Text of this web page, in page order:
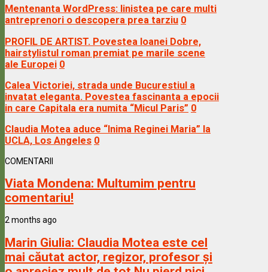
Mentenanta WordPress: linistea pe care multi
antreprenori o descopera prea tarziu 0
PROFIL DE ARTIST. Povestea Ioanei Dobre,
hairstylistul roman premiat pe marile scene
ale Europei 0
Calea Victoriei, strada unde Bucurestiul a
invatat eleganta. Povestea fascinanta a epocii
in care Capitala era numita “Micul Paris” 0
Claudia Motea aduce “Inima Reginei Maria” la
UCLA, Los Angeles 0
COMENTARII
Viata Mondena: Multumim pentru
comentariu!
2 months ago
Marin Giulia: Claudia Motea este cel
mai căutat actor, regizor, profesor și